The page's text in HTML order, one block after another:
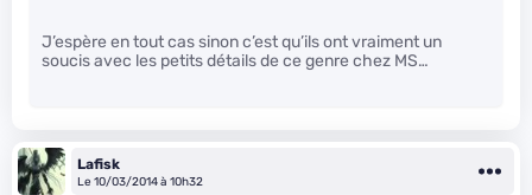
J’espère en tout cas sinon c’est qu’ils ont vraiment un
soucis avec les petits détails de ce genre chez MS…
Lafisk
Le 10/03/2014 à 10h32